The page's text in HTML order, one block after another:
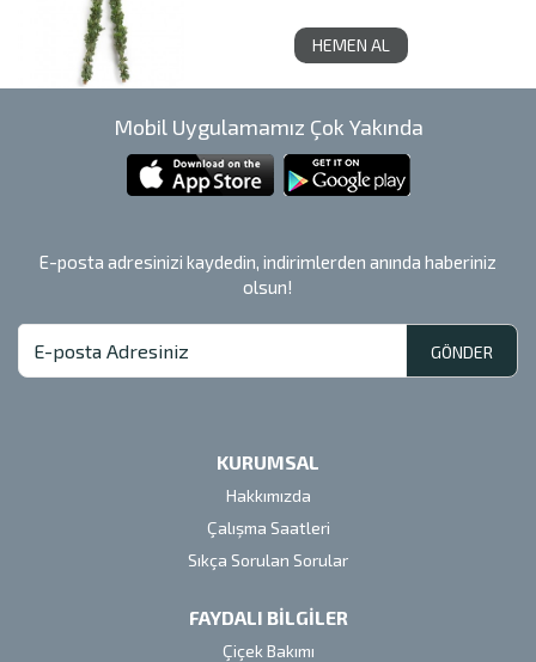
HEMEN AL
Mobil Uygulamamız Çok Yakında
E-posta adresinizi kaydedin, indirimlerden anında haberiniz
olsun!
GÖNDER
KURUMSAL
Hakkımızda
Çalışma Saatleri
Sıkça Sorulan Sorular
FAYDALI BİLGİLER
Çiçek Bakımı